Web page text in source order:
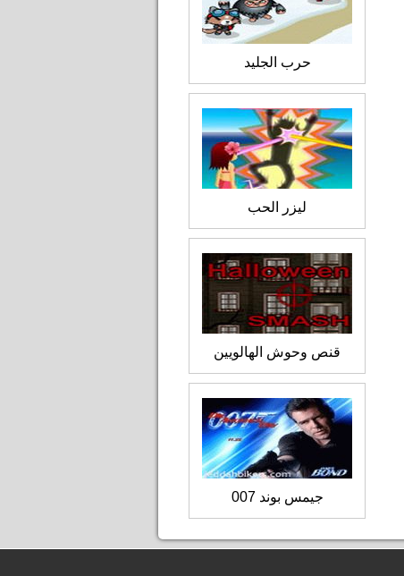
حرب الجليد
ليزر الحب
قنص وحوش الهالويين
جيمس بوند 007